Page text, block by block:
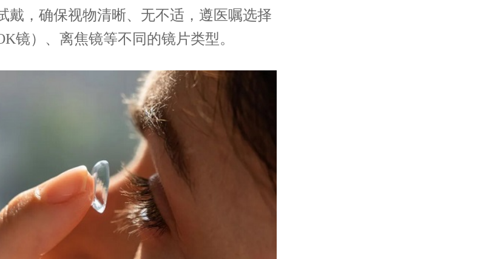
戴，确保视物清晰、无不适，遵医嘱选择
镜）、离焦镜等不同的镜片类型。